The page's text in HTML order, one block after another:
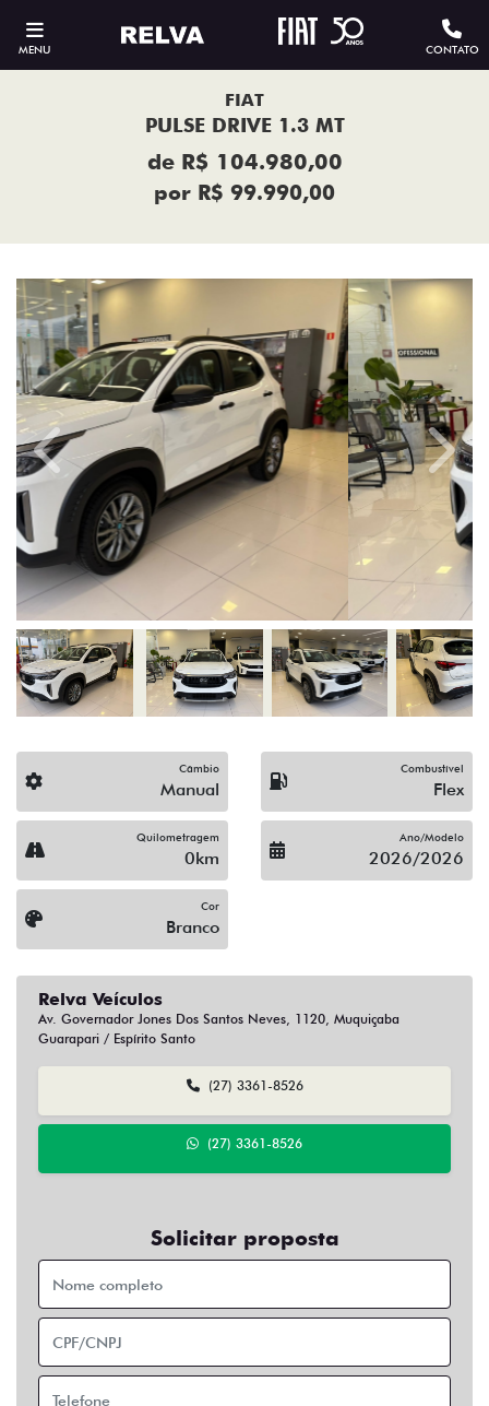
MENU CONTATO
FIAT
PULSE DRIVE 1.3 MT
de R$ 104.980,00
por R$ 99.990,00
Previous Next
Câmbio
Manual
Combustível
Flex
Quilometragem
0km
Ano/Modelo
2026/2026
Cor
Branco
Relva Veículos
Av. Governador Jones Dos Santos Neves, 1120, Muquiçaba
Guarapari / Espírito Santo
(27) 3361-8526
(27) 3361-8526
Solicitar proposta